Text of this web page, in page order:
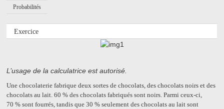
Probabilités
Exercice
L’usage de la calculatrice est autorisé.
Une chocolaterie fabrique deux sortes de chocolats, des chocolats noirs et des
chocolats au lait. 60 % des chocolats fabriqués sont noirs. Parmi ceux-ci,
70 % sont fourrés, tandis que 30 % seulement des chocolats au lait sont